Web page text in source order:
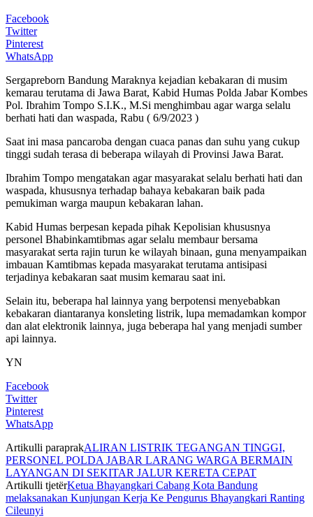
Facebook
Twitter
Pinterest
WhatsApp
Sergapreborn Bandung Maraknya kejadian kebakaran di musim
kemarau terutama di Jawa Barat, Kabid Humas Polda Jabar Kombes
Pol. Ibrahim Tompo S.I.K., M.Si menghimbau agar warga selalu
berhati hati dan waspada, Rabu ( 6/9/2023 )
Saat ini masa pancaroba dengan cuaca panas dan suhu yang cukup
tinggi sudah terasa di beberapa wilayah di Provinsi Jawa Barat.
Ibrahim Tompo mengatakan agar masyarakat selalu berhati hati dan
waspada, khususnya terhadap bahaya kebakaran baik pada
pemukiman warga maupun kebakaran lahan.
Kabid Humas berpesan kepada pihak Kepolisian khususnya
personel Bhabinkamtibmas agar selalu membaur bersama
masyarakat serta rajin turun ke wilayah binaan, guna menyampaikan
imbauan Kamtibmas kepada masyarakat terutama antisipasi
terjadinya kebakaran saat musim kemarau saat ini.
Selain itu, beberapa hal lainnya yang berpotensi menyebabkan
kebakaran diantaranya konsleting listrik, lupa memadamkan kompor
dan alat elektronik lainnya, juga beberapa hal yang menjadi sumber
api lainnya.
YN
Facebook
Twitter
Pinterest
WhatsApp
Artikulli paraprakALIRAN LISTRIK TEGANGAN TINGGI,
PERSONEL POLDA JABAR LARANG WARGA BERMAIN
LAYANGAN DI SEKITAR JALUR KERETA CEPAT
Artikulli tjetërKetua Bhayangkari Cabang Kota Bandung
melaksanakan Kunjungan Kerja Ke Pengurus Bhayangkari Ranting
Cileunyi